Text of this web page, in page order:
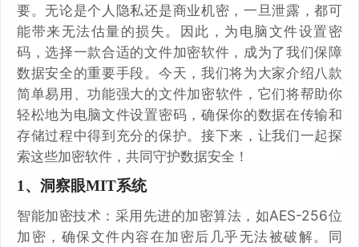
要。无论是个人隐私还是商业机密，一旦泄露，都可
能带来无法估量的损失。因此，为电脑文件设置密
码，选择一款合适的文件加密软件，成为了我们保障
数据安全的重要手段。今天，我们将为大家介绍八款
简单易用、功能强大的文件加密软件，它们将帮助你
轻松地为电脑文件设置密码，确保你的数据在传输和
存储过程中得到充分的保护。接下来，让我们一起探
索这些加密软件，共同守护数据安全！
1、洞察眼MIT系统
智能加密技术：采用先进的加密算法，如AES-256位
加密，确保文件内容在加密后几乎无法被破解。同